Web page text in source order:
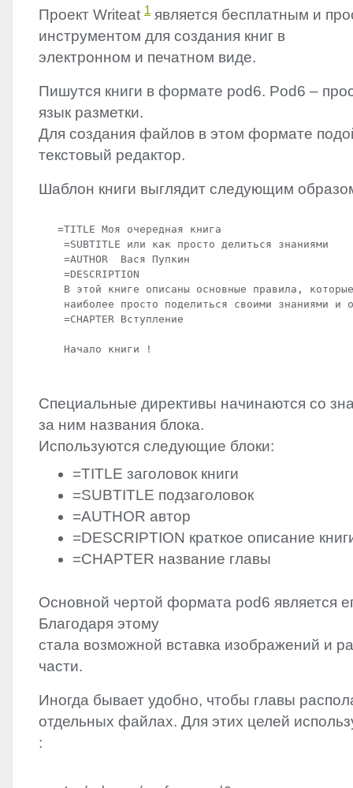
Проект Writeat 1 является бесплатным и
инструментом для создания книг в
электронном и печатном виде.
Пишутся книги в формате pod6. Pod6 –
язык разметки.
Для создания файлов в этом формате
текстовый редактор.
Шаблон книги выглядит следующим
   =TITLE Моя очередная книга
    =SUBTITLE или как просто делиться знаниями
    =AUTHOR  Вася Пупкин
    =DESCRIPTION
В этой книге описаны основные правила,
наиболее просто поделиться своими знаниями и
    =CHAPTER Вступление
Специальные директивы начинаются со
за ним названия блока.
Используются следующие блоки:
=TITLE заголовок книги
=SUBTITLE подзаголовок
=AUTHOR автор
=DESCRIPTION краткое описание
=CHAPTER название главы
Основной чертой формата pod6 является
Благодаря этому
стала возможной вставка изображений и
части.
Иногда бывает удобно, чтобы главы
отдельных файлах. Для этих целей
: